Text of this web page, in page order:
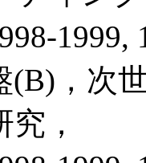
1999,
(B)，次
，